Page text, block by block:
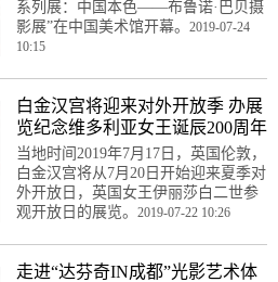
系列展：中国本色——布鲁诺·巴贝摄
影展”在中国美术馆开幕。 2019-07-24
10:15
白金汉宫将迎来对外开放季 办展
览纪念维多利亚女王诞辰200周年
当地时间2019年7月17日，英国伦敦，
白金汉宫将从7月20日开始迎来夏季对
外开放日，英国女王伊丽莎白二世参
观开放日的展览。 2019-07-22 10:26
走进“达芬奇IN成都”光影艺术体